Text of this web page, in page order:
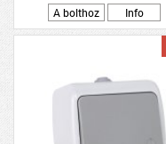
A bolthoz
Info